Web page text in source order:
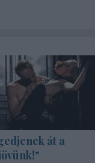
át a